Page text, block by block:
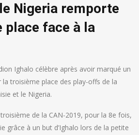
Nigeria remporte
place face à la
Ighalo célèbre après avoir marqué un
troisième place des play-offs de la
et le Nigeria.
troisième de la CAN-2019, pour la 8e fois,
grâce à un but d’Ighalo lors de la petite